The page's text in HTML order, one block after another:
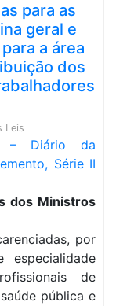
para as
geral e
a área
dos
Leis
– Diário da
Série II
dos Ministros
por
especialidade
de
pública e